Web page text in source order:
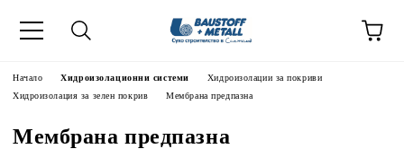
Начало Хидроизолационни системи
Хидроизолации за покриви
Хидроизолация за зелен покрив
Мембрана предпазна
Мембрана предпазна